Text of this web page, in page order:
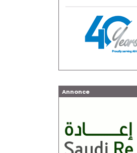
Annonce